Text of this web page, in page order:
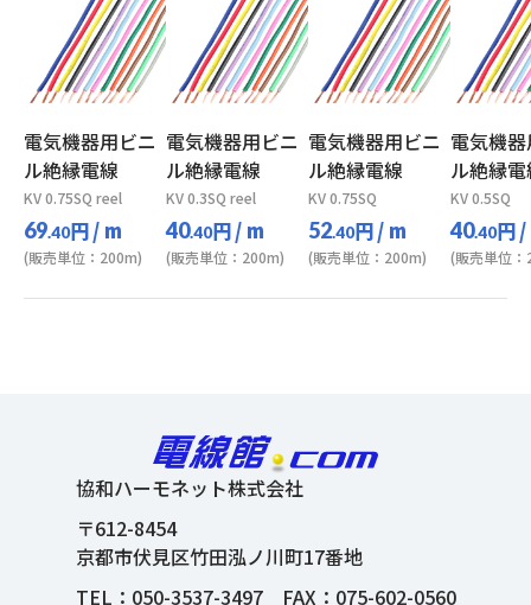
電気機器用ビニ
ル絶縁電線
KV 0.75SQ reel
69.40円/ m
(販売単位：200m)
電気機器用ビニ
ル絶縁電線
KV 0.3SQ reel
40.40円/ m
(販売単位：200m)
電気機器用ビニ
ル絶縁電線
KV 0.75SQ
52.40円/ m
(販売単位：200m)
電気機
ル絶縁
KV 0.5SQ
40.40円/
(販売単位
協和ハーモネット株式会社
〒612-8454
京都市伏見区竹田泓ノ川町17番地
TEL： 050-3537-3497FAX：075-602-0560